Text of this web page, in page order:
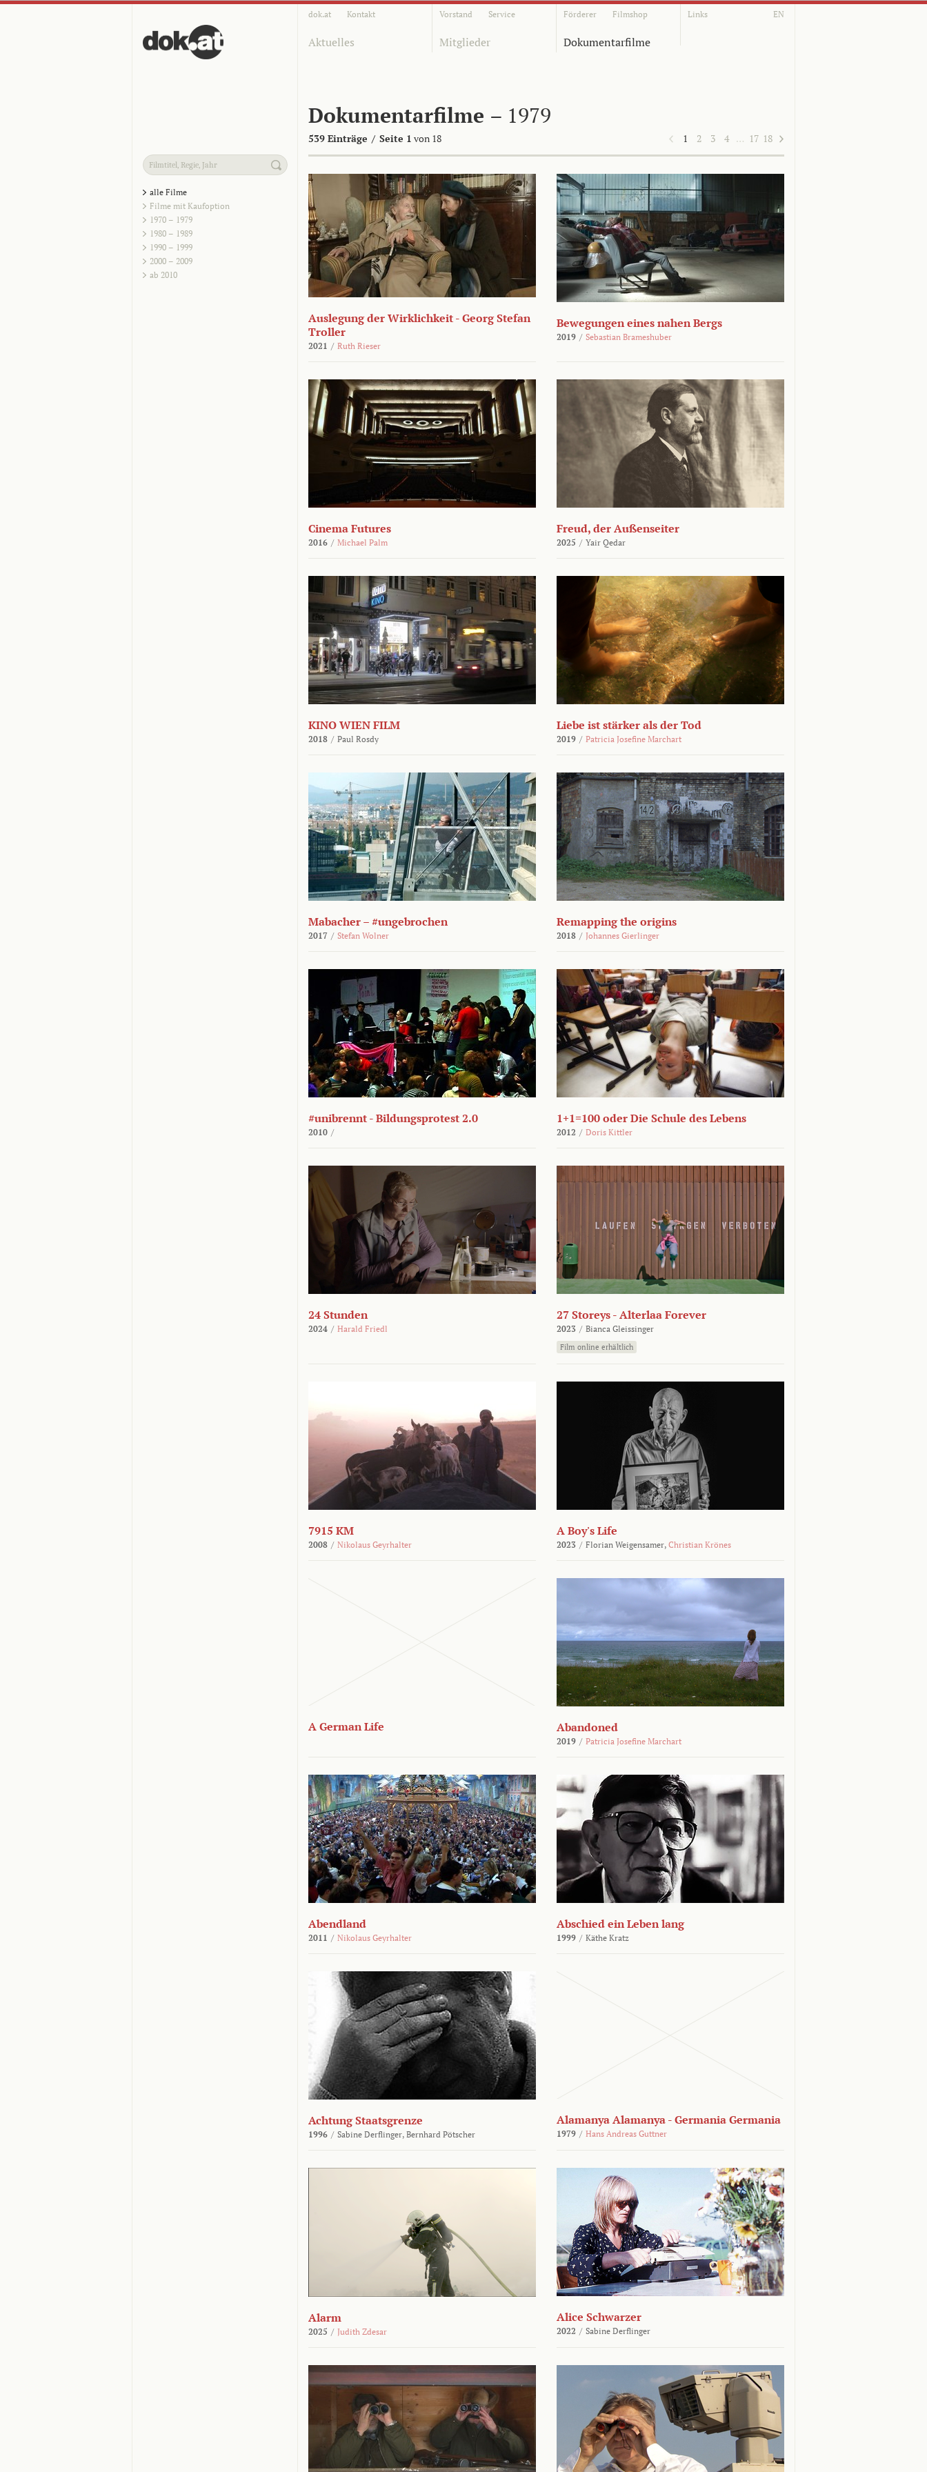
dok.at Kontakt Vorstand Service Förderer Filmshop Links EN
Aktuelles Mitglieder Dokumentarfilme
Dokumentarfilme – 1979
539 Einträge / Seite 1 von 18 1 2 3 4 … 17 18
alle Filme
Filme mit Kaufoption
1970 – 1979
1980 – 1989
1990 – 1999
2000 – 2009
ab 2010
Auslegung der Wirklichkeit - Georg Stefan
Troller
2021 / Ruth Rieser
Bewegungen eines nahen Bergs
2019 / Sebastian Brameshuber
Cinema Futures
2016 / Michael Palm
Freud, der Außenseiter
2025 / Yair Qedar
KINO WIEN FILM
2018 / Paul Rosdy
Liebe ist stärker als der Tod
2019 / Patricia Josefine Marchart
Mabacher – #ungebrochen
2017 / Stefan Wolner
Remapping the origins
2018 / Johannes Gierlinger
#unibrennt - Bildungsprotest 2.0
2010 /
1+1=100 oder Die Schule des Lebens
2012 / Doris Kittler
24 Stunden
2024 / Harald Friedl
27 Storeys - Alterlaa Forever
2023 / Bianca Gleissinger
Film online erhältlich
7915 KM
2008 / Nikolaus Geyrhalter
A Boy's Life
2023 / Florian Weigensamer, Christian Krönes
A German Life Abandoned
2019 / Patricia Josefine Marchart
Abendland
2011 / Nikolaus Geyrhalter
Abschied ein Leben lang
1999 / Käthe Kratz
Achtung Staatsgrenze
1996 / Sabine Derflinger, Bernhard Pötscher
Alamanya Alamanya - Germania Germania
1979 / Hans Andreas Guttner
Alarm
2025 / Judith Zdesar
Alice Schwarzer
2022 / Sabine Derflinger